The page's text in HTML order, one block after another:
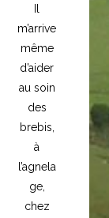
m’arrive
même
d’aider
au soin
des
brebis,
à
l’agnela
ge,
chez